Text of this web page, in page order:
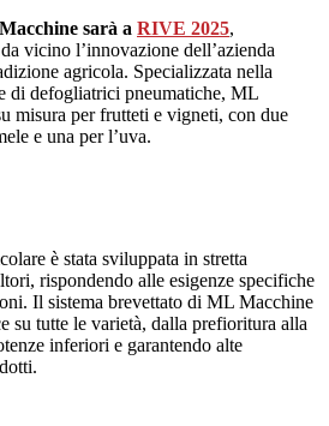
sarà a RIVE 2025,
vicino l’innovazione dell’azienda
agricola. Specializzata nella
di defogliatrici pneumatiche, ML
misura per frutteti e vigneti, con due
e una per l’uva.
è stata sviluppata in stretta
rispondendo alle esigenze specifiche
Il sistema brevettato di ML Macchine
su tutte le varietà, dalla prefioritura alla
inferiori e garantendo alte